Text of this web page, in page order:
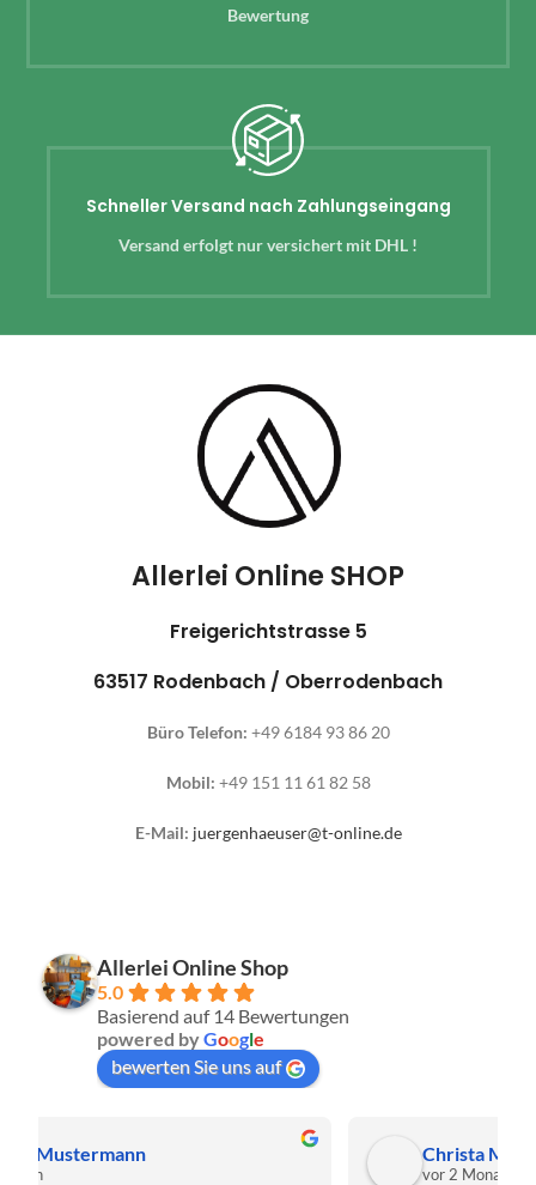
Bewertung
Schneller Versand nach Zahlungseingang
Versand erfolgt nur versichert mit DHL !
Allerlei Online SHOP
Freigerichtstrasse 5
63517 Rodenbach / Oberrodenbach
Büro Telefon: +49 6184 93 86 20
Mobil: +49 151 11 61 82 58
E-Mail: juergenhaeuser@t-online.de
Allerlei Online Shop
5.0
Basierend auf 14 Bewertungen
powered byGoogle
bewerten Sie uns auf
Christa Meis